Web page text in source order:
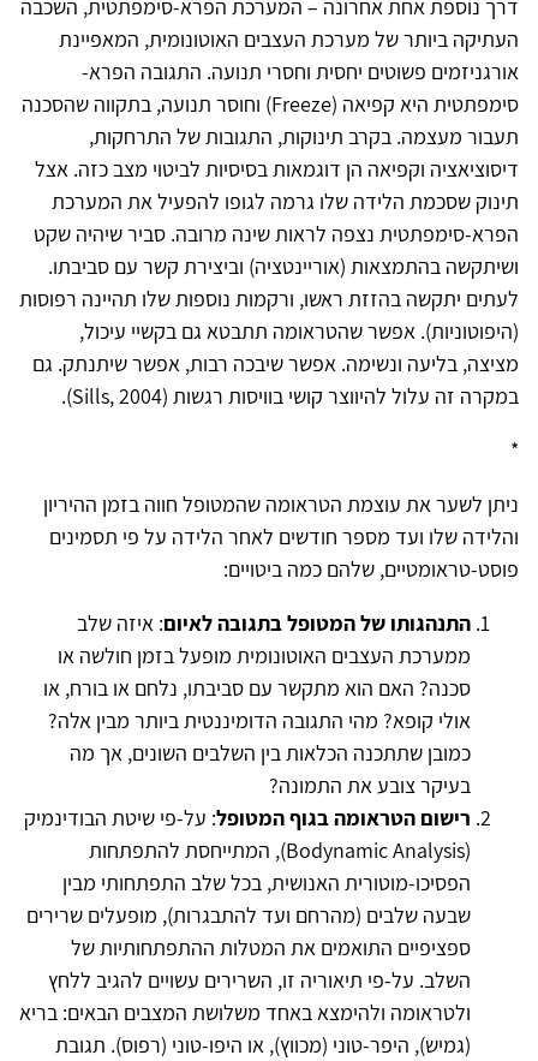
דרך נוספת אחת אחרונה – המערכת הפרא-סימפתטית, השכבה
העתיקה ביותר של מערכת העצבים האוטונומית, המאפיינת
אורגניזמים פשוטים יחסית וחסרי תנועה. התגובה הפרא-
סימפתטית היא קפיאה (Freeze) וחוסר תנועה, בתקווה שהסכנה
תעבור מעצמה. בקרב תינוקות, התגובות של התרחקות,
דיסוציאציה וקפיאה הן דוגמאות בסיסיות לביטוי מצב כזה. אצל
תינוק שסכמת הלידה שלו גרמה לגופו להפעיל את המערכת
הפרא-סימפתטית נצפה לראות שינה מרובה. סביר שיהיה שקט
ושיתקשה בהתמצאות (אוריינטציה) וביצירת קשר עם סביבתו.
לעתים יתקשה בהזזת ראשו, ורקמות נוספות שלו תהיינה רפוסות
(היפוטוניות). אפשר שהטראומה תתבטא גם בקשיי עיכול,
מציצה, בליעה ונשימה. אפשר שיבכה רבות, אפשר שיתנתק. גם
במקרה זה עלול להיווצר קושי בוויסות רגשות (Sills, 2004).
*
ניתן לשער את עוצמת הטראומה שהמטופל חווה בזמן ההיריון
והלידה שלו ועד מספר חודשים לאחר הלידה על פי תסמינים
פוסט-טראומטיים, שלהם כמה ביטויים:
התנהגותו של המטופל בתגובה לאיום: איזה שלב
ממערכת העצבים האוטונומית מופעל בזמן חולשה או
סכנה? האם הוא מתקשר עם סביבתו, נלחם או בורח, או
אולי קופא? מהי התגובה הדומיננטית ביותר מבין אלה?
כמובן שתתכנה הכלאות בין השלבים השונים, אך מה
בעיקר צובע את התמונה?
רישום הטראומה בגוף המטופל: על-פי שיטת הבודינמיק
(Bodynamic Analysis), המתייחסת להתפתחות
הפסיכו-מוטורית האנושית, בכל שלב התפתחותי מבין
שבעה שלבים (מהרחם ועד להתבגרות), מופעלים שרירים
ספציפיים התואמים את המטלות ההתפתחותיות של
השלב. על-פי תיאוריה זו, השרירים עשויים להגיב ללחץ
ולטראומה ולהימצא באחד משלושת המצבים הבאים: בריא
(גמיש), היפר-טוני (מכווץ), או היפו-טוני (רפוס). תגובת